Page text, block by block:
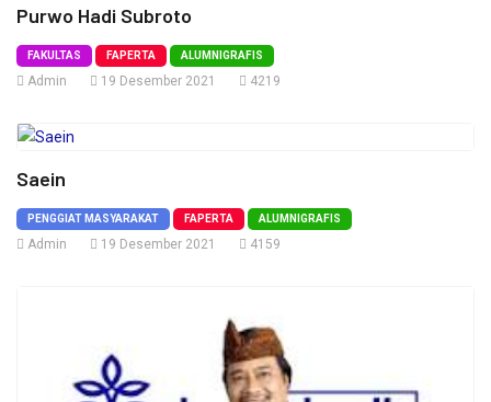
Purwo Hadi Subroto
FAKULTAS FAPERTA ALUMNIGRAFIS
Admin 19 Desember 2021 4219
Saein
PENGGIAT MASYARAKAT FAPERTA ALUMNIGRAFIS
Admin 19 Desember 2021 4159